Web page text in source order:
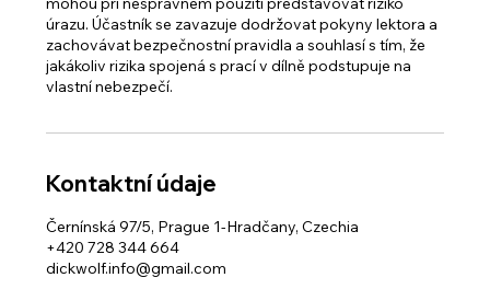
úrazu. Účastník se zavazuje dodržovat pokyny lektora a
zachovávat bezpečnostní pravidla a souhlasí s tím, že
jakákoliv rizika spojená s prací v dílně podstupuje na
vlastní nebezpečí.
Kontaktní údaje
Černínská 97/5, Prague 1-Hradčany, Czechia
+420 728 344 664
dickwolf.info@gmail.com